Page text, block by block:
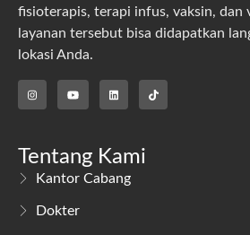
fisioterapis, terapi infus, vaksin, dan
layanan tersebut bisa didapatkan
lokasi Anda.
Tentang Kami
Kantor Cabang
Dokter